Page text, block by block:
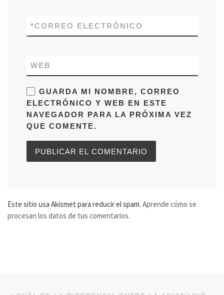
CORREO ELECTRÓNICO
*
WEB
GUARDA MI NOMBRE, CORREO
ELECTRÓNICO Y WEB EN ESTE
NAVEGADOR PARA LA PRÓXIMA VEZ
QUE COMENTE.
Este sitio usa Akismet para reducir el spam. Aprende cómo se
procesan los datos de tus comentarios.